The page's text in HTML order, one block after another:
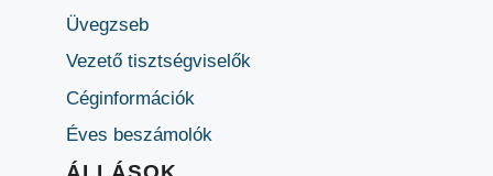
Üvegzseb
Vezető tisztségviselők
Céginformációk
Éves beszámolók